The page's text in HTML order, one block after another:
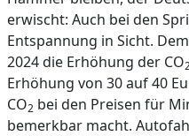
erwischt: Auch bei den
Entspannung in Sicht.
2024 die Erhöhung der CO
Erhöhung von 30 auf 40
CO2 bei den Preisen für
bemerkbar macht.